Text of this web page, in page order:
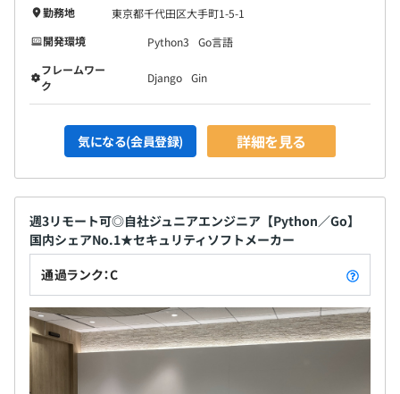
勤務地
東京都千代田区大手町1-5-1
開発環境
Python3
Go言語
フレームワー
ク
Django Gin
気になる(会員登録) 詳細を見る
週3リモート可◎自社ジュニアエンジニア【Python／Go】
国内シェアNo.1★セキュリティソフトメーカー
通過ランク：C